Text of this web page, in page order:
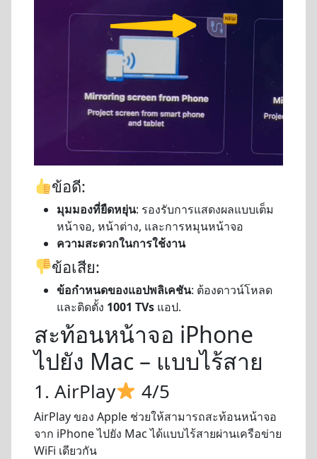
ข้อดี:
มุมมองที่ยืดหยุ่น: รองรับการแสดงผลแบบเต็ม
หน้าจอ, หน้าต่าง, และการหมุนหน้าจอ
ความสะดวกในการใช้งาน
ข้อเสีย:
ข้อกำหนดของแอปพลิเคชัน: ต้องดาวน์โหลด
และติดตั้ง 1001 TVs แอป.
สะท้อนหน้าจอ iPhone
ไปยัง Mac – แบบไร้สาย
1. AirPlay 4/5
AirPlay ของ Apple ช่วยให้สามารถสะท้อนหน้าจอ
จาก iPhone ไปยัง Mac ได้แบบไร้สายผ่านเครือข่าย
WiFi เดียวกัน